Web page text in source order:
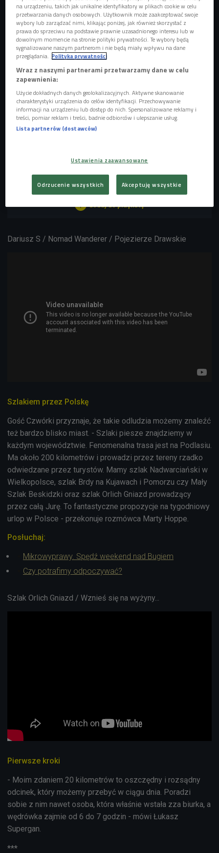
Zdjęcie ilustracyjne. Foto: Shutterstock.com/ michelangeloop
Pojezierza i pogórza
- W lecie na wybrzeżu jest tłok, ale wystarczy odejść
kilkadziesiąt kilometrów na południe od Kołobrzegu czy
Koszalina, żeby trafić na fantastyczne tereny Pojezierza
Pomorskiego. Można też pojechać w góry, ale bardziej na
północ, na pogórza, czyli tereny wyżynne, które graniczą z
Sudetami czy Karpatami, gdzie ludzi na szlakach nie
spotyka się prawie w ogóle - opowiada podróżnik.
Piesze szlaki na letnie wyprawy (Dajesz radę/Czwórka)
Dariusz S / Nomad Wanderer / Pojezierze Drawskie
Szlakiem przez Polskę
Gość Czwórki przyznaje, że takie odludzia możemy znaleźć
też bardzo blisko miast. - Szlaki piesze znajdziemy w
każdym województwie. Fenomenalna trasa jest na Podlasiu.
Ma około 200 kilometrów i prowadzi przez tereny rzadko
odwiedzane przez turystów. Mamy szlak Nadwarciański w
Wielkopolsce, szlak Brdy na Kujawach i Pomorzu czy Mały
Szlak Beskidzki oraz szlak Orlich Gniazd prowadzący
przez całą Jurę. To fantastyczne propozycje na tygodniowy
urlop w Polsce - przekonuje rozmówca Marty Hoppe.
Posłuchaj:
Mikrowyprawy. Spędź weekend nad Bugiem
Czy potrafimy odpoczywać?
Szlak Orlich Gniazd / Wznieś się na wyżyny...
Pierwsze kroki
- Moim zdaniem 20 kilometrów to oszczędny i rozsądny
odcinek, który możemy przebyć w ciągu dnia. Poradzi
sobie z nim nawet osoba, która właśnie wstała zza biurka, a
wędrówka zajmie od 6 do 7 godzin - mówi Łukasz
Supergan.
***
na urządzeniu, takich jak unikalne identyfikatory w plikach cookie w celu
przetwarzania danych osobowych. Użytkownik może zaakceptować swoje
wybory lub zarządzać nimi, klikając poniżej, jak również skorzystać z
prawa do sprzeciwu na podstawie prawnie uzasadnionego interesu lub w
dowolnym momencie na stronie polityki prywatności. Te wybory będą
sygnalizowane naszym partnerom i nie będą miały wpływu na dane
przeglądania. Polityka prywatności
Wraz z naszymi partnerami przetwarzamy dane w celu
zapewnienia:
Użycie dokładnych danych geolokalizacyjnych. Aktywne skanowanie
charakterystyki urządzenia do celów identyfikacji. Przechowywanie
informacji na urządzeniu lub dostęp do nich. Spersonalizowane reklamy i
treści, pomiar reklam i treści, badnie odbiorców i ulepszanie usług.
Lista partnerów (dostawców)
Ustawienia zaawansowane
Odrzucenie wszystkich Akceptuję wszystkie